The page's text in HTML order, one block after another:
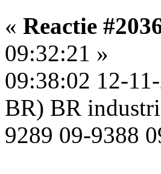
« Reactie
09:32:21 »
09:38:02 12-
BR) BR
9289 09-9388